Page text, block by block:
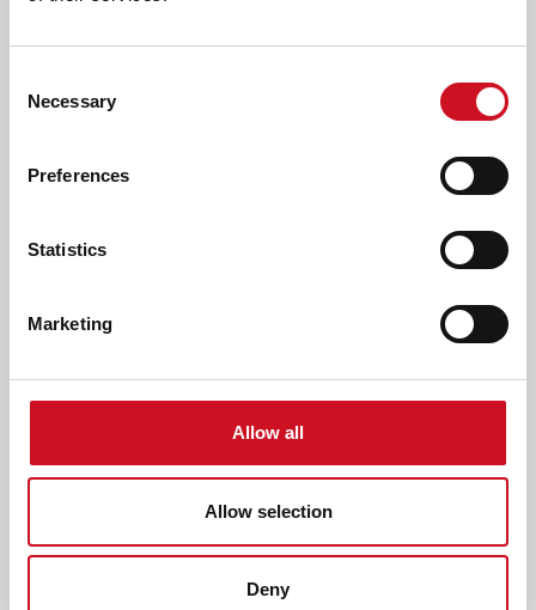
Selection
Necessary
Preferences
Statistics
Marketing
Allow all
Allow selection
Deny
Kentalis. We zijn er voor mensen met een beperking in
horen of communiceren en voor hun voor ouders en zorg-
ONDERWIJS BIJ KENTALIS
goed kan volgen. Dan lukt leren ook het best. Daarom